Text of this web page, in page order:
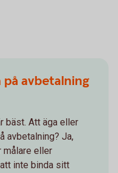
på avbetalning
bäst. Att äga eller
avbetalning? Ja,
målare eller
inte binda sitt